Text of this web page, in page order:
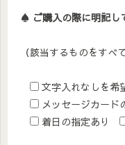
♠︎ ご購入の際に明記し
（該当するものをすべ
文字入れなしを希
メッセージカード
着日の指定あり